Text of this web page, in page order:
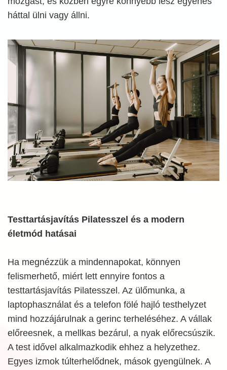
háttal ülni vagy állni.
Testtartásjavítás Pilatesszel és a modern
életmód hatásai
Ha megnézzük a mindennapokat, könnyen
felismerhető, miért lett ennyire fontos a
testtartásjavítás Pilatesszel. Az ülőmunka, a
laptophasználat és a telefon fölé hajló testhelyzet
mind hozzájárulnak a gerinc terheléséhez. A vállak
előreesnek, a mellkas bezárul, a nyak előrecsúszik.
A test idővel alkalmazkodik ehhez a helyzethez.
Egyes izmok túlterhelődnek, mások gyengülnek. A